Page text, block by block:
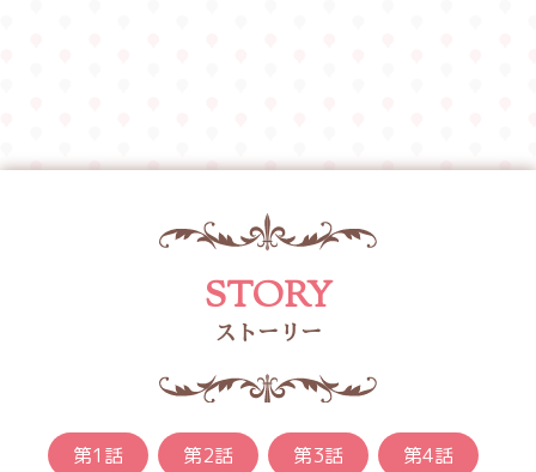
STORY
ストーリー
第1話 第2話 第3話 第4話